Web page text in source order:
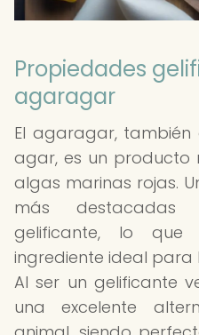
Propiedades
agaragar
El agaragar,
agar, es un producto
algas marinas rojas.
más
gelificante, lo
ingrediente ideal para
Al ser un gelificante
una excelente